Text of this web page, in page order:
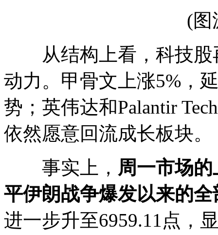
(图
从结构上看，科技股
动力。甲骨文上涨5%，
势；英伟达和Palantir
依然愿意回流成长板块。
事实上， 周一市场
平伊朗战争爆发以来的
进一步升至6959.11点，